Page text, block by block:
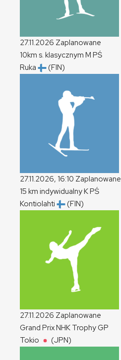
27.11.2026 Zaplanowane
10km s. klasycznym M PŚ
Ruka
(FIN)
27.11.2026, 16:10 Zaplanowane
15 km indywidualnyKPŚ
Kontiolahti
(FIN)
27.11.2026 Zaplanowane
Grand Prix NHK TrophyGP
Tokio
(JPN)